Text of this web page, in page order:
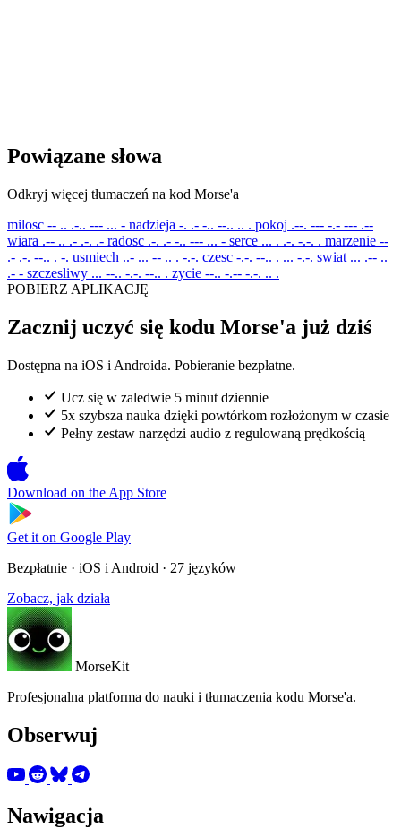
Powiązane słowa
Odkryj więcej tłumaczeń na kod Morse'a
milosc -- .. .-.. --- ... - nadzieja -. .- -.. --.. .. . pokoj .--. --- -.- --- .--
wiara .-- .. .- .-. .- radosc .-. .- -.. --- ... - serce ... . .-. -.-. . marzenie --
.- .-. --.. . -. usmiech ..- ... -- .. . -.-. czesc -.-. --.. . ... -.-. swiat ... .-- ..
.- - szczesliwy ... --.. -.-. --.. . zycie --.. -.-- -.-. .. .
POBIERZ APLIKACJĘ
Zacznij uczyć się kodu Morse'a już dziś
Dostępna na iOS i Androida. Pobieranie bezpłatne.
Ucz się w zaledwie 5 minut dziennie
5x szybsza nauka dzięki powtórkom rozłożonym w czasie
Pełny zestaw narzędzi audio z regulowaną prędkością
Download on the App Store
Get it on Google Play
Bezpłatnie · iOS i Android · 27 języków
Zobacz, jak działa
MorseKit
Profesjonalna platforma do nauki i tłumaczenia kodu Morse'a.
Obserwuj
Nawigacja